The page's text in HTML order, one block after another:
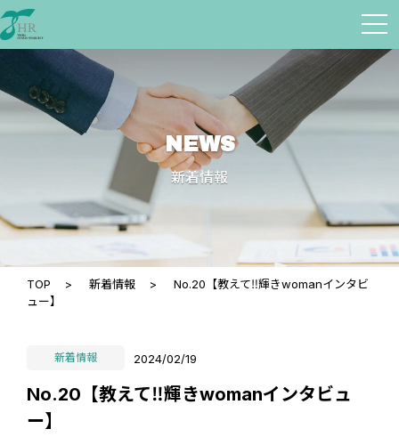
NEWS
新着情報
TOP > 新着情報 >
No.20【教えて‼輝きwomanインタビ
ュー】
新着情報 2024/02/19
No.20【教えて‼輝きwomanインタビュ
ー】